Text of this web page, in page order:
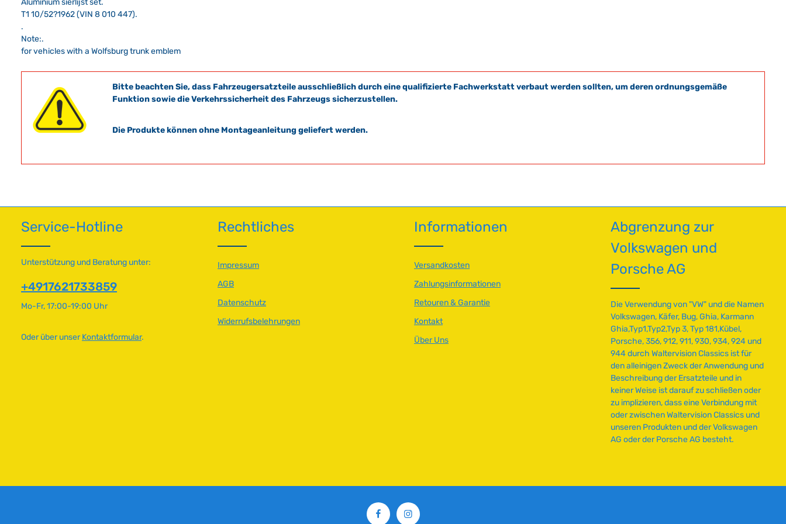
T1 10/52?1962 (VIN 8 010 447).
.
Note:.
for vehicles with a Wolfsburg trunk emblem
Bitte beachten Sie, dass Fahrzeugersatzteile ausschließlich durch eine qualifizierte Fachwerkstatt verbaut werden sollten, um deren ordnungsgemäße
Funktion sowie die Verkehrssicherheit des Fahrzeugs sicherzustellen.
Die Produkte können ohne Montageanleitung geliefert werden.
Service-Hotline
Unterstützung und Beratung unter:
+4917621733859
Mo-Fr, 17:00-19:00 Uhr
Oder über unserKontaktformular.
Rechtliches
Impressum
AGB
Datenschutz
Widerrufsbelehrungen
Informationen
Versandkosten
Zahlungsinformationen
Retouren & Garantie
Kontakt
Über Uns
Abgrenzung zur
Volkswagen und
Porsche AG
Die Verwendung von "VW" und die Namen
Volkswagen, Käfer, Bug, Ghia, Karmann
Ghia,Typ1,Typ2,Typ 3, Typ 181,Kübel,
Porsche, 356, 912, 911, 930, 934, 924 und
944 durch Waltervision Classics ist für
den alleinigen Zweck der Anwendung und
Beschreibung der Ersatzteile und in
keiner Weise ist darauf zu schließen oder
zu implizieren, dass eine Verbindung mit
oder zwischen Waltervision Classics und
unseren Produkten und der Volkswagen
AG oder der Porsche AG besteht.